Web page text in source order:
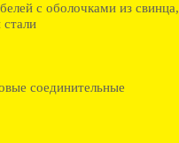
с оболочками из свинца,
соединительные